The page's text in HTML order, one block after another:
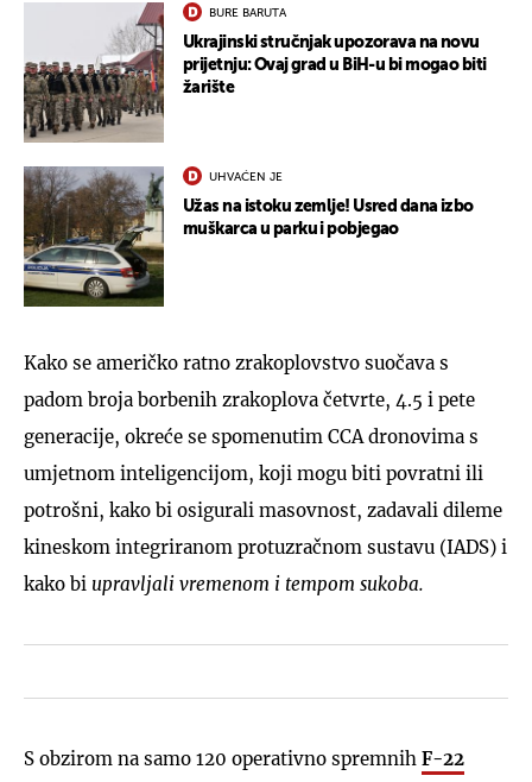
BURE BARUTA
Ukrajinski stručnjak upozorava na novu
prijetnju: Ovaj grad u BiH-u bi mogao biti
žarište
UHVAĆEN JE
Užas na istoku zemlje! Usred dana izbo
muškarca u parku i pobjegao
Kako se američko ratno zrakoplovstvo suočava s
padom broja borbenih zrakoplova četvrte, 4.5 i pete
generacije, okreće se spomenutim CCA dronovima s
umjetnom inteligencijom, koji mogu biti povratni ili
potrošni, kako bi osigurali masovnost, zadavali dileme
kineskom integriranom protuzračnom sustavu (IADS) i
kako bi upravljali vremenom i tempom sukoba.
S obzirom na samo 120 operativno spremnih F-22